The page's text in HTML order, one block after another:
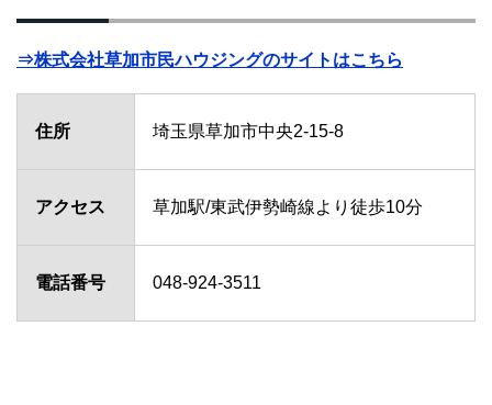
⇒株式会社草加市民ハウジングのサイトはこちら
住所 埼玉県草加市中央2-15-8
アクセス 草加駅/東武伊勢崎線より徒歩10分
電話番号 048-924-3511